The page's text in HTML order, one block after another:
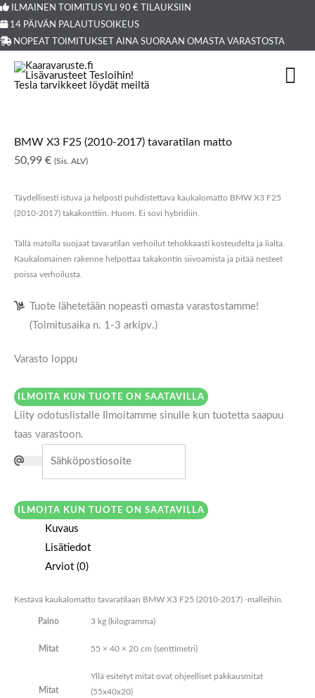
ILMAINEN TOIMITUS YLI 90 € TILAUKSIIN
14 PÄIVÄN PALAUTUSOIKEUS
NOPEAT TOIMITUKSET AINA SUORAAN OMASTA VARASTOSTA
Siirry
sisältöön
BMW X3 F25 (2010-2017) tavaratilan matto
50,99 € (Sis. ALV)
Täydellisesti istuva ja helposti puhdistettava kaukalomatto BMW X3 F25
(2010-2017) takakonttiin. Huom. Ei sovi hybridiin.
Tällä matolla suojaat tavaratilan verhoilut tehokkaasti kosteudelta ja lialta.
Kaukalomainen rakenne helpottaa takakontin siivoamista ja pitää nesteet
poissa verhoilusta.
Tuote lähetetään nopeasti omasta varastostamme!
(Toimitusaika n. 1-3 arkipv.)
Varasto loppu
ILMOITA KUN TUOTE ON SAATAVILLA
Liity odotuslistalle
Ilmoitamme sinulle kun tuotetta saapuu
taas varastoon.
ILMOITA KUN TUOTE ON SAATAVILLA
Kuvaus
Lisätiedot
Arviot (0)
Kestävä kaukalomatto tavaratilaan BMW X3 F25 (2010-2017) -malleihin.
Paino 3 kg (kilogramma)
Mitat 55 × 40 × 20 cm (senttimetri)
Mitat
Yllä esitetyt mitat ovat ohjeelliset pakkausmitat
(55x40x20)
Products
search